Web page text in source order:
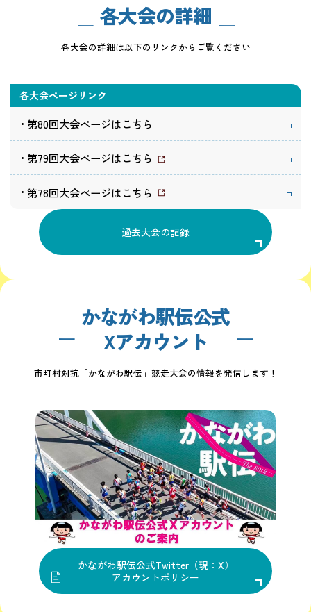
各大会の詳細
各大会の詳細は以下のリンクからご覧ください
各大会ページリンク
第80回大会ページはこちら
第79回大会ページはこちら
第78回大会ページはこちら
過去大会の記録
かながわ駅伝公式
Xアカウント
市町村対抗「かながわ駅伝」競走大会の情報を発信します！
かながわ駅伝公式Twitter（現：X）
アカウントポリシー